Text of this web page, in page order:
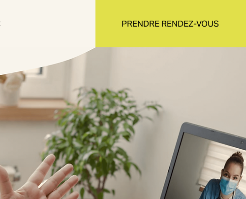
PRENDRE RENDEZ-VOUS